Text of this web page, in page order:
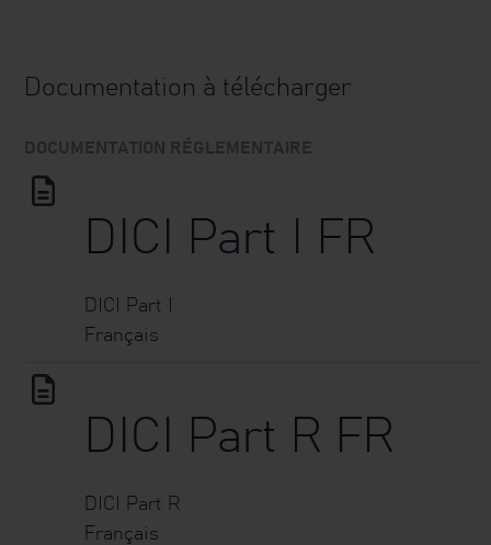
Documentation à télécharger
DOCUMENTATION RÉGLEMENTAIRE
DICI Part I FR
DICI
Part I
Français
DICI Part R FR
DICI
Part R
Français